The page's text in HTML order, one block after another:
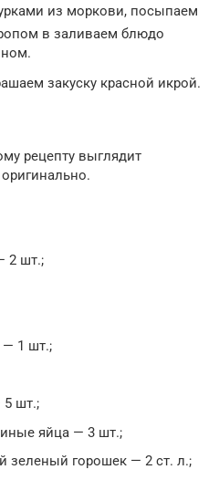
из моркови, посыпаем
в заливаем блюдо
закуску красной икрой.
рецепту выглядит
2 шт.;
— 1 шт.;
5 шт.;
яйца — 3 шт.;
зеленый горошек — 2 ст. л.;